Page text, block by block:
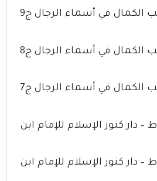
كتاب تذهيب تهذيب الكمال في أسماء الرجال ج9
كتاب تذهيب تهذيب الكمال في أسماء الرجال ج8
كتاب تذهيب تهذيب الكمال في أسماء الرجال ج7
كتاب المغني ج17 ط – دار كنوز الإسلام للإمام ابن
كتاب المغني ج16 ط – دار كنوز الإسلام للإمام ابن